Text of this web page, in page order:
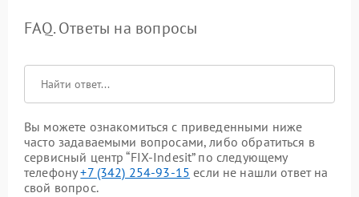
FAQ. Ответы на вопросы
Вы можете ознакомиться с приведенными ниже
часто задаваемыми вопросами, либо обратиться в
сервисный центр “FIX-Indesit” по следующему
телефону+7 (342) 254-93-15 если не нашли ответ на
свой вопрос.